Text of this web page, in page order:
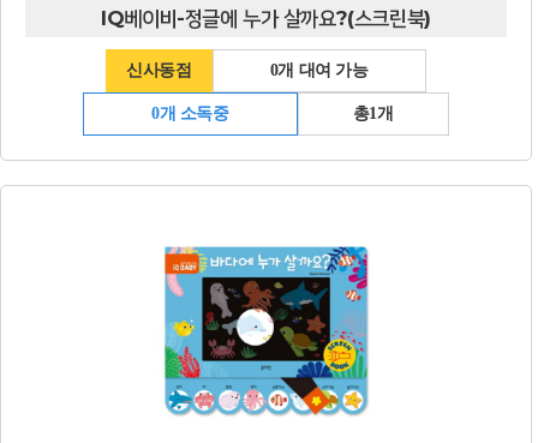
IQ베이비-정글에 누가 살까요?(스크린북)
신사동점 0개 대여 가능
0개 소독중 총1개